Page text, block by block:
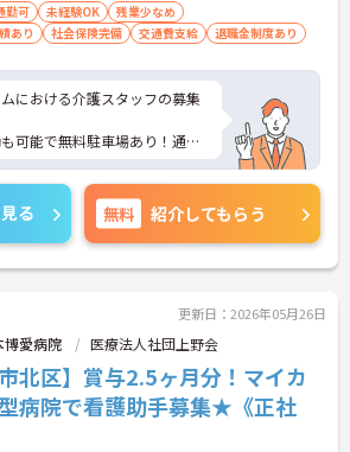
勤可 未経験OK
残業少なめ
あり
社会保険完備 交通費支給 退職金制度あり
における介護スタッフの募集
可能で無料駐車場あり！通勤
後の時間も有効に使えます！
接のポイントなど、さらに詳
お気軽にご相談ください。
る 無料 紹介してもらう
更新日：2026年05月26日
博愛病院 医療法人社団上野会
北区】賞与2.5ヶ月分！マイカ
病院で看護助手募集★《正社